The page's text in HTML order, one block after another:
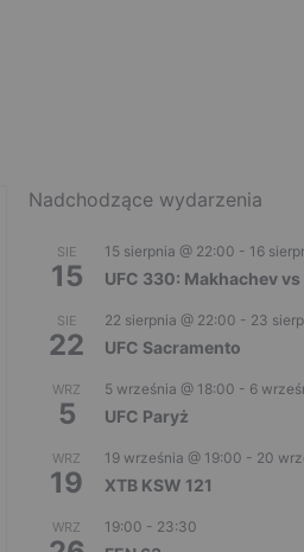
Nadchodzące wydarzenia
SIE
15
15 sierpnia @ 22:00 - 16
UFC 330: Makhachev
SIE
22
22 sierpnia @ 22:00 - 23
UFC Sacramento
WRZ
5
5 września @ 18:00 - 6
UFC Paryż
WRZ
19
19 września @ 19:00 - 20
XTB KSW 121
WRZ 19:00 - 23:30